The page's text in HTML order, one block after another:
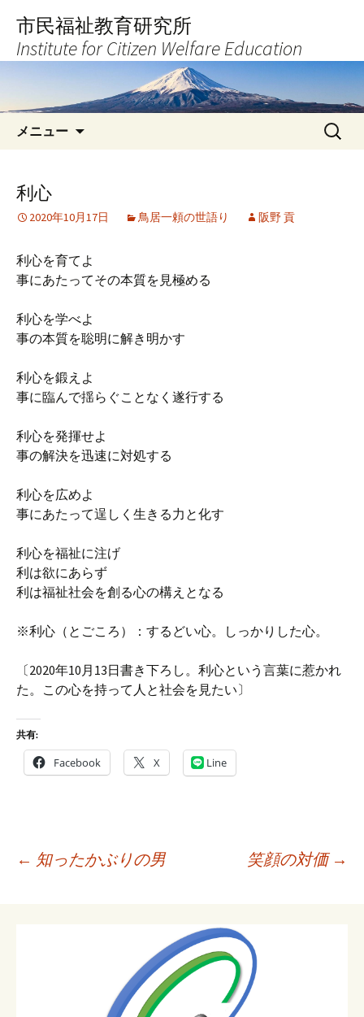
へ
キ
市民福祉教育研究所
Institute for Citizen Welfare Education
メニュー
検
索:
利心
2020年10月17日 鳥居一頼の世語り 阪野 貢
利心を育てよ
事にあたってその本質を見極める
利心を学べよ
事の本質を聡明に解き明かす
利心を鍛えよ
事に臨んで揺らぐことなく遂行する
利心を発揮せよ
事の解決を迅速に対処する
利心を広めよ
事にあたって逞しく生きる力と化す
利心を福祉に注げ
利は欲にあらず
利は福祉社会を創る心の構えとなる
※利心（とごころ）：するどい心。しっかりした心。
〔2020年10月13日書き下ろし。利心という言葉に惹かれ
た。この心を持って人と社会を見たい〕
共有:
Facebook X Line
← 知ったかぶりの男 笑顔の対価 →